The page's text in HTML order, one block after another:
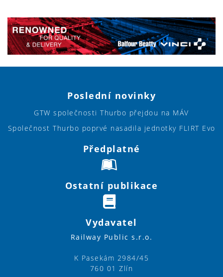
Poslední novinky
GTW společnosti Thurbo přejdou na MÁV
Společnost Thurbo poprvé nasadila jednotky FLIRT Evo
Předplatné
Ostatní publikace
Vydavatel
Railway Public s.r.o.
K Pasekám 2984/45
760 01 Zlín